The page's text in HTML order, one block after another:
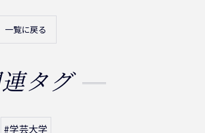
一覧に戻る
タグ
#学芸大学